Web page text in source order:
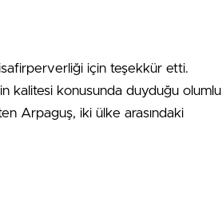
için teşekkür etti.
kalitesi konusunda duyduğu olumlu
Arpaguş, iki ülke arasındaki